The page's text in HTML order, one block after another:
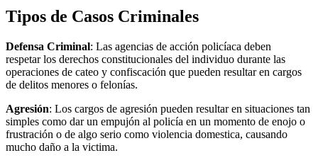
Tipos de Casos Criminales
Defensa Criminal: Las agencias de acción policíaca deben
respetar los derechos constitucionales del individuo durante las
operaciones de cateo y confiscación que pueden resultar en cargos
de delitos menores o felonías.
Agresión: Los cargos de agresión pueden resultar en situaciones tan
simples como dar un empujón al policía en un momento de enojo o
frustración o de algo serio como violencia domestica, causando
mucho daño a la victima.